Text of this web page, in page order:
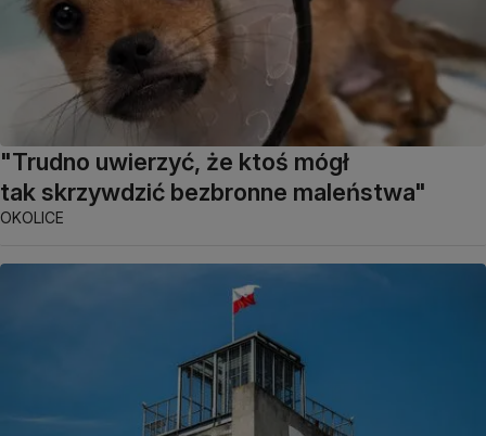
"Trudno uwierzyć, że ktoś mógł
tak skrzywdzić bezbronne maleństwa"
OKOLICE